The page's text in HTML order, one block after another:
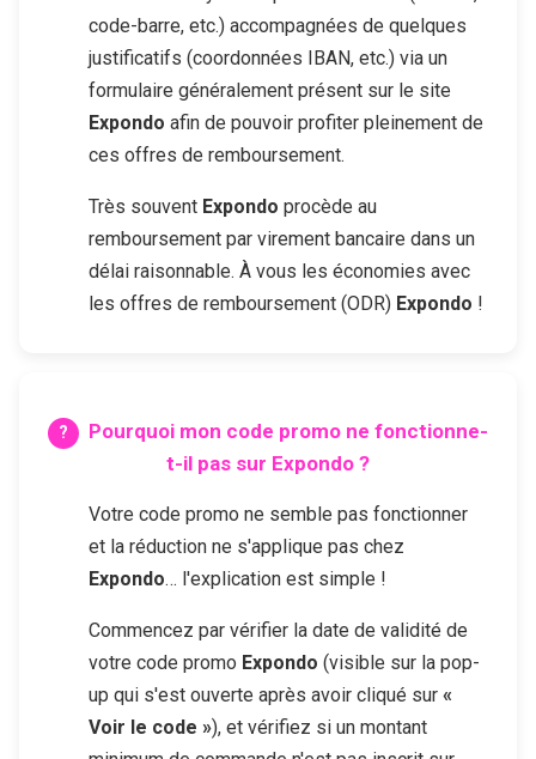
code-barre, etc.) accompagnées de quelques
justificatifs (coordonnées IBAN, etc.) via un
formulaire généralement présent sur le site
Expondo afin de pouvoir profiter pleinement de
ces offres de remboursement.
Très souvent Expondo procède au
remboursement par virement bancaire dans un
délai raisonnable. À vous les économies avec
les offres de remboursement (ODR) Expondo !
Pourquoi mon code promo ne fonctionne-
t-il pas sur Expondo ?
Votre code promo ne semble pas fonctionner
et la réduction ne s'applique pas chez
Expondo… l'explication est simple !
Commencez par vérifier la date de validité de
votre code promo Expondo (visible sur la pop-
up qui s'est ouverte après avoir cliqué sur «
Voir le code »), et vérifiez si un montant